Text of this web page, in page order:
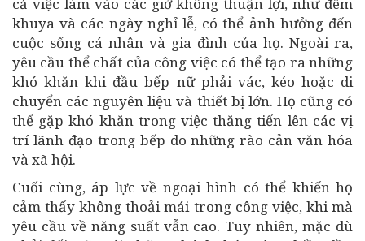
khuya và các ngày nghỉ lễ, có thể ảnh hưởng đến
cuộc sống cá nhân và gia đình của họ. Ngoài ra,
yêu cầu thể chất của công việc có thể tạo ra những
khó khăn khi đầu bếp nữ phải vác, kéo hoặc di
chuyển các nguyên liệu và thiết bị lớn. Họ cũng có
thể gặp khó khăn trong việc thăng tiến lên các vị
trí lãnh đạo trong bếp do những rào cản văn hóa
và xã hội.
Cuối cùng, áp lực về ngoại hình có thể khiến họ
cảm thấy không thoải mái trong công việc, khi mà
yêu cầu về năng suất vẫn cao. Tuy nhiên, mặc dù